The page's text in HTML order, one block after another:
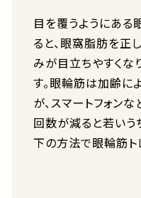
目を覆うようにある
ると、眼窩脂肪を正
みが目立ちやすくな
す。眼輪筋は加齢に
が、スマートフォン
回数が減ると若いう
下の方法で眼輪筋ト